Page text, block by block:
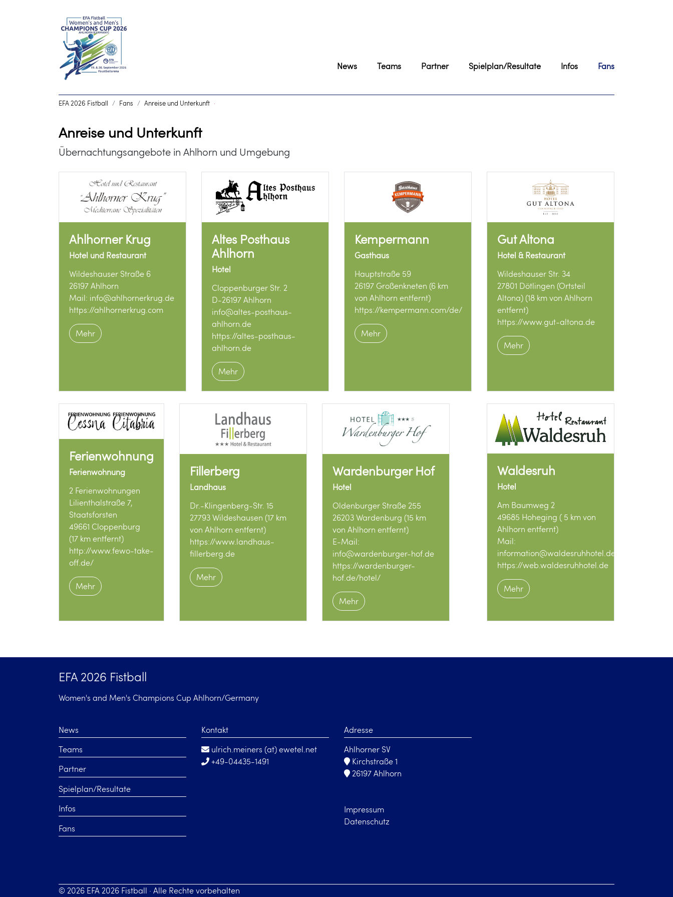
News Teams Partner Spielplan/Resultate Infos Fans
EFA 2026 Fistball Fans Anreise und Unterkunft ·
Anreise und Unterkunft
Übernachtungsangebote in Ahlhorn und Umgebung
Ahlhorner Krug
Hotel und Restaurant
Wildeshauser Straße 6
26197 Ahlhorn
Mail: info@ahlhornerkrug.de
https://ahlhornerkrug.com
Mehr
Altes Posthaus
Ahlhorn
Hotel
Cloppenburger Str. 2
D-26197 Ahlhorn
info@altes-posthaus-
ahlhorn.de
https://altes-posthaus-
ahlhorn.de
Mehr
Kempermann
Gasthaus
Hauptstraße 59
26197 Großenkneten (6 km
von Ahlhorn entfernt)
https://kempermann.com/de/
Mehr
Gut Altona
Hotel & Restaurant
Wildeshauser Str. 34
27801 Dötlingen (Ortsteil
Altona) (18 km von Ahlhorn
entfernt)
https://www.gut-altona.de
Mehr
Ferienwohnung
Ferienwohnung
2 Ferienwohnungen
Lilienthalstraße 7,
Staatsforsten
49661 Cloppenburg
(17 km entfernt)
http://www.fewo-take-
off.de/
Mehr
Fillerberg
Landhaus
Dr.-Klingenberg-Str. 15
27793 Wildeshausen (17 km
von Ahlhorn entfernt)
https://www.landhaus-
fillerberg.de
Mehr
Wardenburger Hof
Hotel
Oldenburger Straße 255
26203 Wardenburg (15 km
von Ahlhorn entfernt)
E-Mail:
info@wardenburger-hof.de
https://wardenburger-
hof.de/hotel/
Mehr
Waldesruh
Hotel
Am Baumweg 2
49685 Hoheging ( 5 km von
Ahlhorn entfernt)
Mail:
information@waldesruhhotel.de
https://web.waldesruhhotel.de
Mehr
EFA 2026 Fistball
Women's and Men's Champions Cup Ahlhorn/Germany
News
Teams
Partner
Spielplan/Resultate
Infos
Fans
Kontakt
ulrich.meiners (at) ewetel.net
+49-04435-1491
Adresse
Ahlhorner SV
Kirchstraße 1
26197 Ahlhorn
Impressum
Datenschutz
© 2026 EFA 2026 Fistball · Alle Rechte vorbehalten